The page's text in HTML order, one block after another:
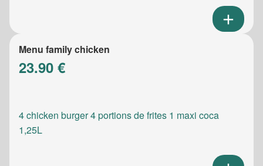
Menu family chicken
23.90 €
4 chicken burger 4 portions de frites 1 maxi coca
1,25L